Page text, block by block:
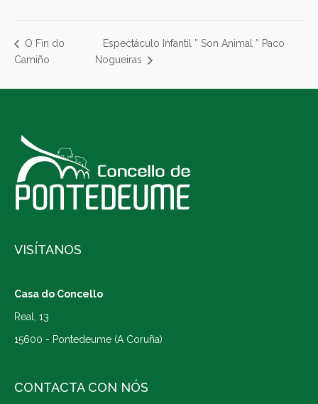
O Fin do
Camiño
Espectáculo Infantil ” Son Animal ” Paco
Nogueiras
VISÍTANOS
Casa do Concello
Real, 13
15600 - Pontedeume (A Coruña)
CONTACTA CON NÓS